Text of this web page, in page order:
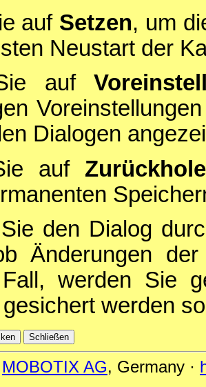
auf Setzen, um
Neustart der
auf
Dialogen
auf
den Dialog
Änderungen
werden Sie
werden
MOBOTIX AG, Germany ·